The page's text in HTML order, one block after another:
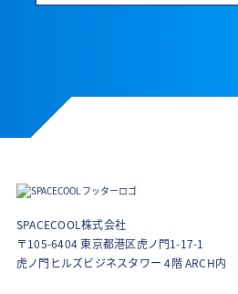
SPACECOOL株式会社
〒105-6404 東京都港区虎ノ門1-17-1
虎ノ門ヒルズビジネスタワー 4階 ARCH内